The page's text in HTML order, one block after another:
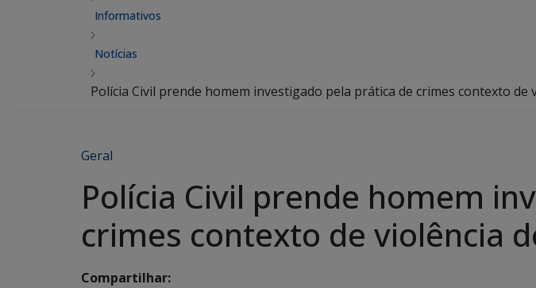
Informativos
Notícias
Polícia Civil prende homem investigado pela prática de crimes contexto de
Geral
Polícia Civil prende homem
crimes contexto de violência
Compartilhar: